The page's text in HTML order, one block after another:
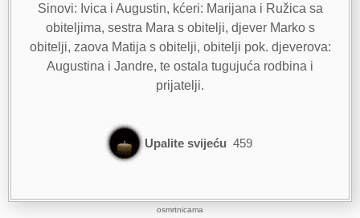
Sinovi: Ivica i Augustin, kćeri: Marijana i Ružica sa
obiteljima, sestra Mara s obitelji, djever Marko s
obitelji, zaova Matija s obitelji, obitelji pok. djeverova:
Augustina i Jandre, te ostala tugujuća rodbina i
prijatelji.
Upalite svijeću 459
osmrtnicama